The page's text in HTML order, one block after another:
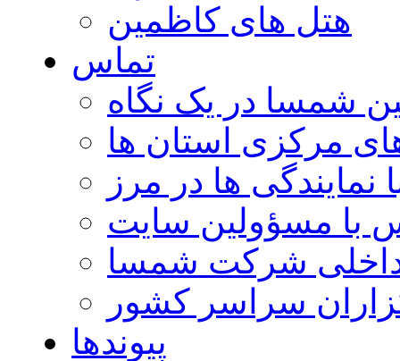
هتل های کاظمین
تماس
شمسا در یک نگاه
مرکزی استان ها
نمایندگی ها در مرز
با مسؤولین سایت
شرکت شمسا
سراسر کشور
پیوندها